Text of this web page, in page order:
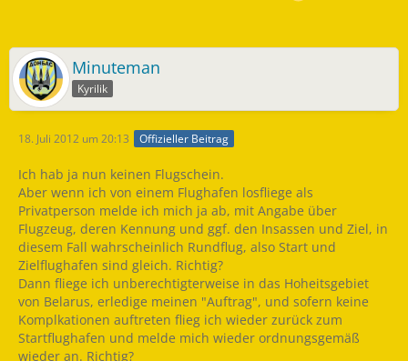
Minuteman
Kyrilik
18. Juli 2012 um 20:13 Offizieller Beitrag
Ich hab ja nun keinen Flugschein.
Aber wenn ich von einem Flughafen losfliege als
Privatperson melde ich mich ja ab, mit Angabe über
Flugzeug, deren Kennung und ggf. den Insassen und Ziel, in
diesem Fall wahrscheinlich Rundflug, also Start und
Zielflughafen sind gleich. Richtig?
Dann fliege ich unberechtigterweise in das Hoheitsgebiet
von Belarus, erledige meinen "Auftrag", und sofern keine
Komplkationen auftreten flieg ich wieder zurück zum
Startflughafen und melde mich wieder ordnungsgemäß
wieder an. Richtig?